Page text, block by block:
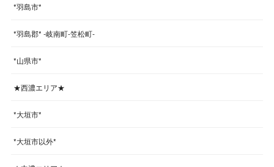
*羽島市*
*羽島郡* -岐南町-笠松町-
*山県市*
★西濃エリア★
*大垣市*
*大垣市以外*